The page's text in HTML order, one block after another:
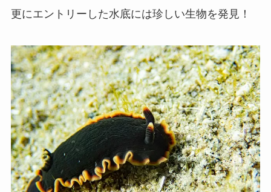
更にエントリーした水底には珍しい生物を発見！